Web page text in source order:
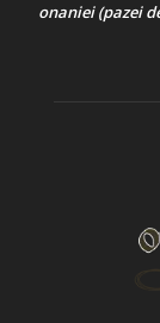
onaniei (pazei